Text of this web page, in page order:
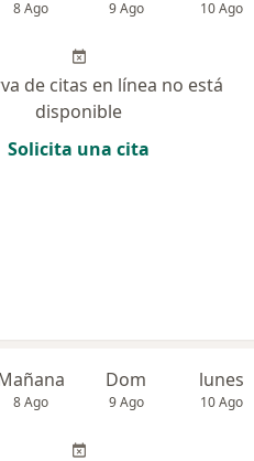
8 Ago 9 Ago 10 Ago
de citas en línea no está
disponible
Solicita una cita
8 Ago
Dom
9 Ago
lunes
10 Ago